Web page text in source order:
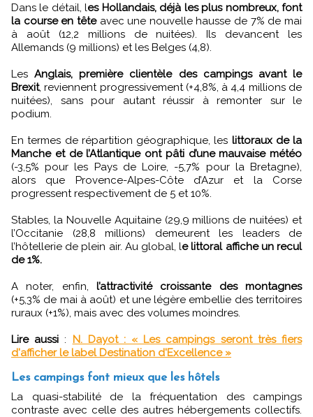
Dans le détail, les Hollandais, déjà les plus nombreux, font
la course en tête avec une nouvelle hausse de 7% de mai
à août (12,2 millions de nuitées). Ils devancent les
Allemands (9 millions) et les Belges (4,8).
LesAnglais, première clientèle des campings avant le
Brexit, reviennent progressivement (+4,8%, à 4,4 millions de
nuitées), sans pour autant réussir à remonter sur le
podium.
En termes de répartition géographique, les littoraux de la
Manche et de l’Atlantique ont pâti d’une mauvaise météo
(-3,5% pour les Pays de Loire, -5,7% pour la Bretagne),
alors que Provence-Alpes-Côte d’Azur et la Corse
progressent respectivement de 5 et 10%.
Stables, la Nouvelle Aquitaine (29,9 millions de nuitées) et
l’Occitanie (28,8 millions) demeurent les leaders de
l’hôtellerie de plein air. Au global, le littoral affiche un recul
de 1%.
A noter, enfin, l’attractivité croissante des montagnes
(+5,3% de mai à août) et une légère embellie des territoires
ruraux (+1%), mais avec des volumes moindres.
Lire aussi : N. Dayot : « Les campings seront très fiers
d'afficher le label Destination d'Excellence »
Les campings font mieux que les hôtels
La quasi-stabilité de la fréquentation des campings
contraste avec celle des autres hébergements collectifs.